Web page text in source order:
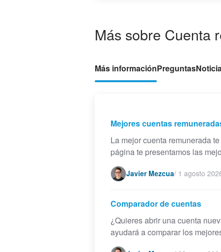
Más sobre Cuenta
Más informaciónPreguntas
Mejores cuentas
La mejor cuenta remunerada
página te presentamos las
Javier Mezcua/ 1 agosto
Comparador de cuentas
¿Quieres abrir una cuenta
ayudará a comparar los